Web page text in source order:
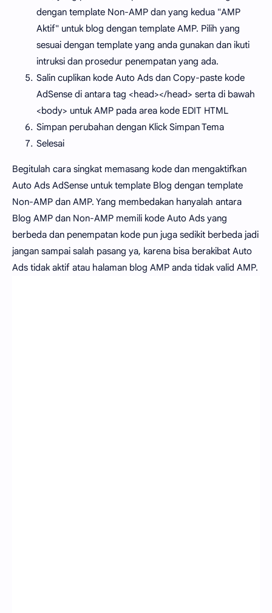
dengan template Non-AMP dan yang kedua "AMP
Aktif" untuk blog dengan template AMP. Pilih yang
sesuai dengan template yang anda gunakan dan ikuti
intruksi dan prosedur penempatan yang ada.
Salin cuplikan kode Auto Ads dan Copy-paste kode
AdSense di antara tag <head></head> serta di bawah
<body> untuk AMP pada area kode EDIT HTML
Simpan perubahan dengan Klick Simpan Tema
Selesai
Begitulah cara singkat memasang kode dan mengaktifkan
Auto Ads AdSense untuk template Blog dengan template
Non-AMP dan AMP. Yang membedakan hanyalah antara
Blog AMP dan Non-AMP memili kode Auto Ads yang
berbeda dan penempatan kode pun juga sedikit berbeda jadi
jangan sampai salah pasang ya, karena bisa berakibat Auto
Ads tidak aktif atau halaman blog AMP anda tidak valid AMP.